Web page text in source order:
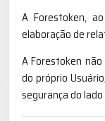
A Forestoken,
elaboração de
A Forestoken
do próprio
segurança do